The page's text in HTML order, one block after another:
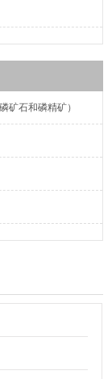
矿石和磷精矿）